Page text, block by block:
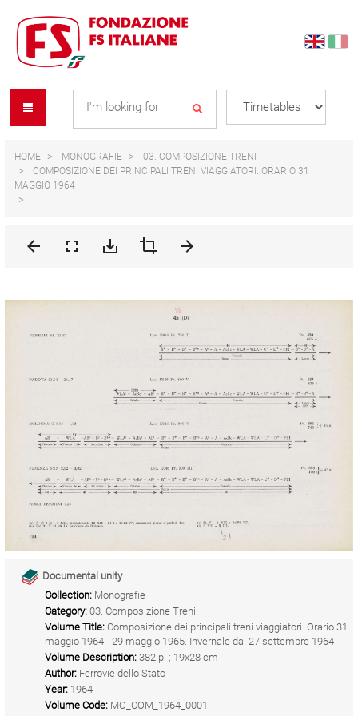
content
navigation
menu
HOME MONOGRAFIE
03. COMPOSIZIONE TRENI
COMPOSIZIONE DEI PRINCIPALI TRENI VIAGGIATORI. ORARIO 31
MAGGIO 1964
Documental unity
Collection: Monografie
Category: 03. Composizione Treni
Volume Title: Composizione dei principali treni viaggiatori. Orario 31
maggio 1964 - 29 maggio 1965. Invernale dal 27 settembre 1964
Volume Description: 382 p. ; 19x28 cm
Author: Ferrovie dello Stato
Year: 1964
Volume Code: MO_COM_1964_0001